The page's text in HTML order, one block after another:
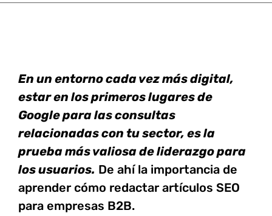
En un entorno cada vez más digital,
estar en los primeros lugares de
Google para las consultas
relacionadas con tu sector, es la
prueba más valiosa de liderazgo para
los usuarios. De ahí la importancia de
aprender cómo redactar artículos SEO
para empresas B2B.